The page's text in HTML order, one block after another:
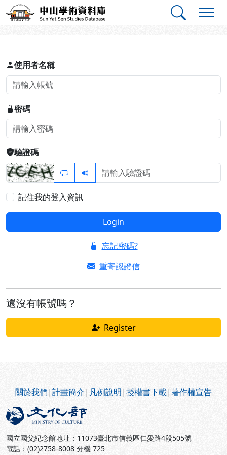
跳到主要內容
中山學術資料庫
登入
使用者名稱
密碼
驗證碼
記住我的登入資訊
Login
忘記密碼?
重寄認證信
還沒有帳號嗎？
Register
關於我們|計畫簡介| 凡例說明|授權書下載|著作權宣告
國立國父紀念館地址：11073臺北市信義區仁愛路4段505號
電話：(02)2758-8008 分機 725